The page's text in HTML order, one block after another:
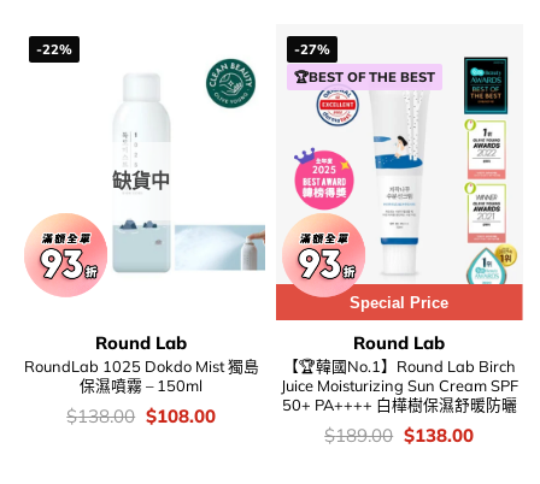
-22%
缺貨中
Round Lab
RoundLab 1025 Dokdo Mist 獨島
保濕噴霧 – 150ml
價
錢：
$138.00 Original
price
$108.00Current
-27%
🏆BEST OF THE BEST
Special Price
Round Lab
【🏆韓國No.1】Round Lab Birch
Juice Moisturizing Sun Cream SPF
50+ PA++++ 白樺樹保濕舒暖防曬
價
錢：
$189.00 Original
price
$138.00Current